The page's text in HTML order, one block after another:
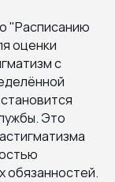
"Расписанию
оценки
с
Это
обязанностей.